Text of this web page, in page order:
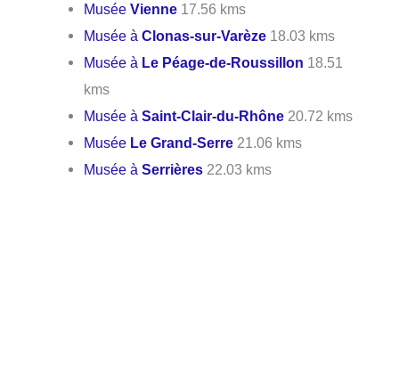
MuséeVienne 17.56 kms
Musée àClonas-sur-Varèze 18.03 kms
Musée à Le Péage-de-Roussillon 18.51
kms
Musée àSaint-Clair-du-Rhône 20.72 kms
Musée Le Grand-Serre 21.06 kms
Musée àSerrières 22.03 kms